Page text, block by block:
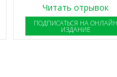
Читать отрывок
ПОДПИСАТЬСЯ НА
ИЗДАНИЕ